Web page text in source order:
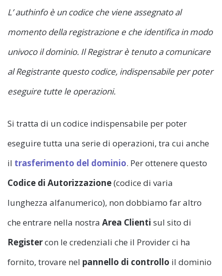
L’ authinfo è un codice che viene assegnato al
momento della registrazione e che identifica in modo
univoco il dominio. Il Registrar è tenuto a comunicare
al Registrante questo codice, indispensabile per poter
eseguire tutte le operazioni.
Si tratta di un codice indispensabile per poter
eseguire tutta una serie di operazioni, tra cui anche
il trasferimento del dominio. Per ottenere questo
Codice di Autorizzazione(codice di varia
lunghezza alfanumerico), non dobbiamo far altro
che entrare nella nostra Area Clienti sul sito di
Registercon le credenziali che il Provider ci ha
fornito, trovare nel pannello di controllo il dominio